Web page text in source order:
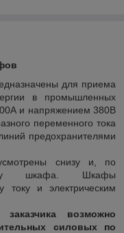
для приема
в промышленных
и напряжением 380В
переменного тока
предохранителями
снизу и, по
шкафа. Шкафы
току и электрическим
возможно
силовых по